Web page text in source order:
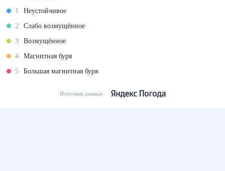
1
Неустойчивое
2
Слабо возмущённое
3
Возмущённое
4
Магнитная буря
5
Большая магнитная буря
Источник данных